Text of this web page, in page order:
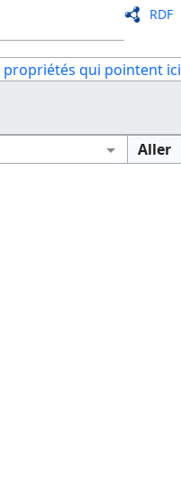
RDF
propriétés qui pointent ici